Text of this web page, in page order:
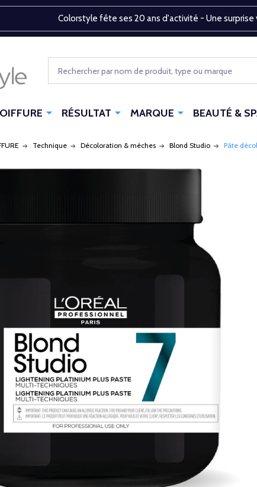
Colorstyle fête ses 20 ans d'activité - Une
RÉSULTAT MARQUE BEAUTÉ &
Technique Décoloration & mèches Blond Studio Pâte